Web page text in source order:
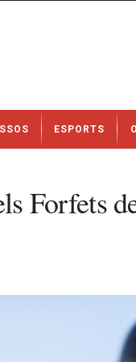
ESPORTS
Forfets